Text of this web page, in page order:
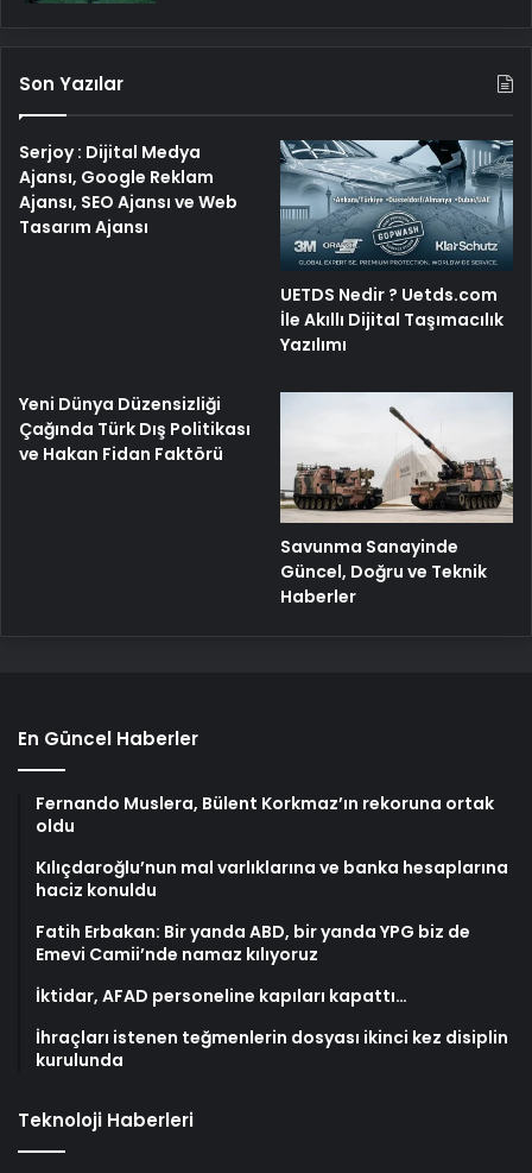
Son Yazılar
Serjoy : Dijital Medya
Ajansı, Google Reklam
Ajansı, SEO Ajansı ve Web
Tasarım Ajansı
UETDS Nedir ? Uetds.com
İle Akıllı Dijital Taşımacılık
Yazılımı
Yeni Dünya Düzensizliği
Çağında Türk Dış Politikası
ve Hakan Fidan Faktörü
Savunma Sanayinde
Güncel, Doğru ve Teknik
Haberler
En Güncel Haberler
Fernando Muslera, Bülent Korkmaz’ın rekoruna ortak
oldu
Kılıçdaroğlu’nun mal varlıklarına ve banka hesaplarına
haciz konuldu
Fatih Erbakan: Bir yanda ABD, bir yanda YPG biz de
Emevi Camii’nde namaz kılıyoruz
İktidar, AFAD personeline kapıları kapattı…
İhraçları istenen teğmenlerin dosyası ikinci kez disiplin
kurulunda
Teknoloji Haberleri